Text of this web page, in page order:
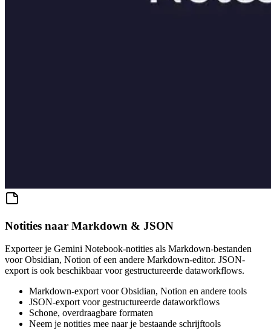
Notities naar Markdown & JSON
Exporteer je Gemini Notebook-notities als Markdown-bestanden
voor Obsidian, Notion of een andere Markdown-editor. JSON-
export is ook beschikbaar voor gestructureerde dataworkflows.
Markdown-export voor Obsidian, Notion en andere tools
JSON-export voor gestructureerde dataworkflows
Schone, overdraagbare formaten
Neem je notities mee naar je bestaande schrijftools